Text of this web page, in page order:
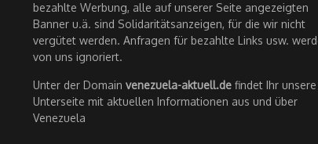
bezahlte Werbung, alle auf unserer Seite angezeigten
Banner u.ä. sind Solidaritätsanzeigen, für die wir nicht
vergütet werden. Anfragen für bezahlte Links usw.
von uns ignoriert.
Unter der Domain venezuela-aktuell.de findet Ihr unsere
Unterseite mit aktuellen Informationen aus und über
Venezuela